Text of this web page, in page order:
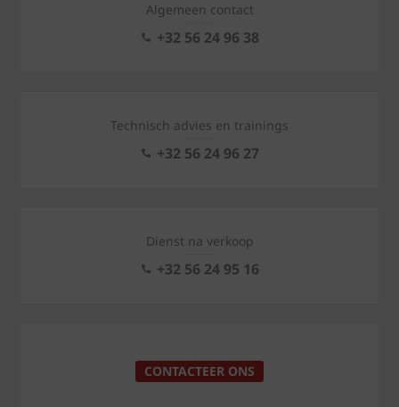
Algemeen contact
+32 56 24 96 38
Technisch advies en trainings
+32 56 24 96 27
Dienst na verkoop
+32 56 24 95 16
CONTACTEER ONS